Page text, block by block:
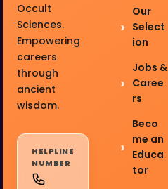
Occult
Sciences.
Empowering
careers
through
ancient
wisdom.
HELPLINE
NUMBER
Our
Select
ion
Jobs &
Caree
rs
Beco
me an
Educa
tor